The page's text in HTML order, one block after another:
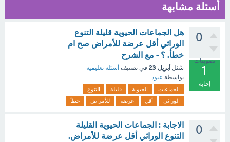
أسئلة مشابهة
0
تصويتات
1
إجابة
هل الجماعات الحيوية قليلة التنوع
الوراثي أقل عرضة للأمراض صح ام
خطأ. ؟ - مع الشرح
سُئل أبريل 23 في تصنيف أسئلة تعليمية
بواسطة عبود
الجماعات الحيوية قليلة
التنوع
الوراثي
أقل عرضة للأمراض خطأ
0
الاجابة : الجماعات الحيوية القليلة
التنوع الوراثي أقل عرضة للأمراض.